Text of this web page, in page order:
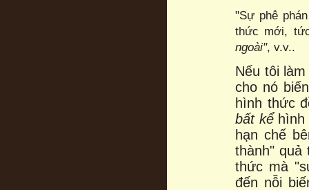
"Sự phê
thức mới,
ngoài", v.v..
Nếu tôi
cho nó
hình thức
bất kể
hạn chế
thành" quả
thức mà
đến nỗi